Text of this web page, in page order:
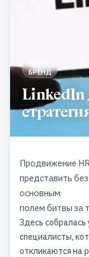
БРЕНД
LinkedIn
Продвижение
представить
основным
полем битвы за
Здесь
специалисты,
откликаются на